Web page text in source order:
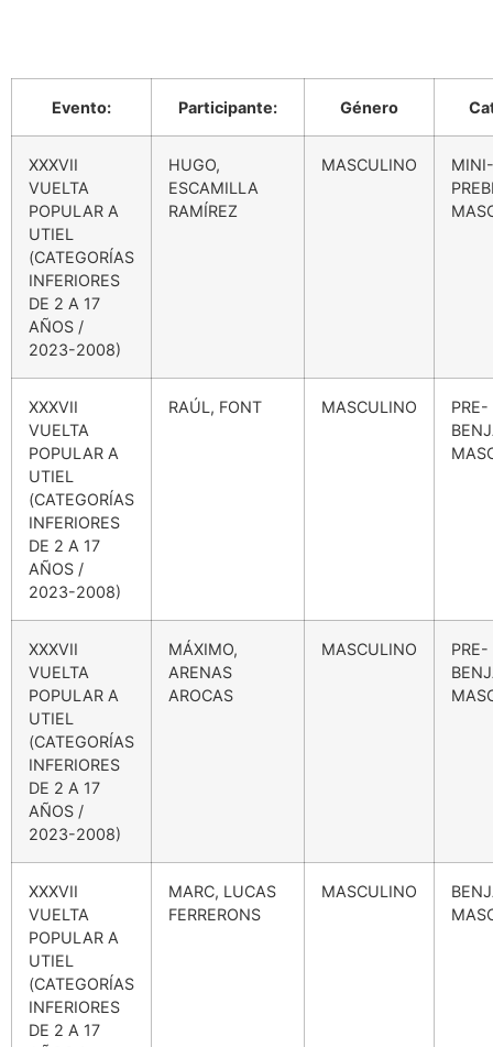
Evento: Participante: Género
XXXVII
VUELTA
POPULAR A
UTIEL
(CATEGORÍAS
INFERIORES
DE 2 A 17
AÑOS /
2023-2008)
HUGO,
ESCAMILLA
RAMÍREZ
MASCULINO
MINI-
XXXVII
VUELTA
POPULAR A
UTIEL
(CATEGORÍAS
INFERIORES
DE 2 A 17
AÑOS /
2023-2008)
RAÚL, FONT MASCULINO
PRE-
XXXVII
VUELTA
POPULAR A
UTIEL
(CATEGORÍAS
INFERIORES
DE 2 A 17
AÑOS /
2023-2008)
MÁXIMO,
ARENAS
AROCAS
MASCULINO
PRE-
XXXVII
VUELTA
POPULAR A
UTIEL
(CATEGORÍAS
INFERIORES
DE 2 A 17
MARC, LUCAS
FERRERONS
MASCULINO